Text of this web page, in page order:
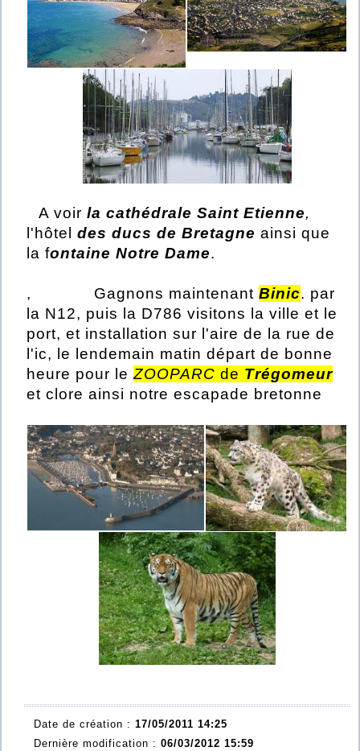
A voir la cathédrale Saint Etienne,
l'hôtel des ducs de Bretagne ainsi que
la fontaine Notre Dame.
, Gagnons maintenant Binic. par
la N12, puis la D786 visitons la ville et le
port, et installation sur l'aire de la rue de
l'ic, le lendemain matin départ de bonne
heure pour leZOOPARC de Trégomeur
et clore ainsi notre escapade bretonne
Date de création : 17/05/2011 14:25
Dernière modification : 06/03/2012 15:59